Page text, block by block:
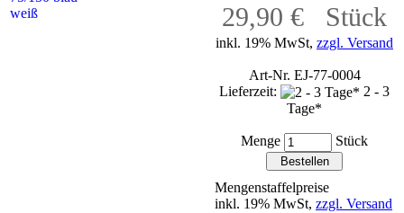
29,90 € Stück
inkl. 19% MwSt, zzgl. Versand
Art-Nr. EJ-77-0004
Lieferzeit:
2 - 3
Tage*
Menge Stück
Mengenstaffelpreise
inkl. 19% MwSt, zzgl. Versand